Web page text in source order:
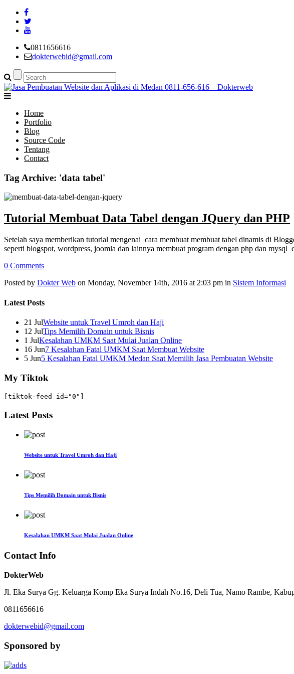
0811656616
dokterwebid@gmail.com
Home
Portfolio
Blog
Source Code
Tentang
Contact
Tag Archive: 'data tabel'
Tutorial Membuat Data Tabel dengan JQuery dan PHP
Setelah saya memberikan tutorial mengenai cara membuat membuat tabel dinamis di
seperti blogspot, wordpress, joomla dan lainnya membuat program dengan php dan
0 Comments
Posted by Dokter Web on Monday, November 14th, 2016 at 2:03 pm in Sistem Informasi
Latest Posts
21 JulWebsite untuk Travel Umroh dan Haji
12 JulTips Memilih Domain untuk Bisnis
1 JulKesalahan UMKM Saat Mulai Jualan Online
16 Jun7 Kesalahan Fatal UMKM Saat Membuat Website
5 Jun5 Kesalahan Fatal UMKM Medan Saat Memilih Jasa Pembuatan Website
My Tiktok
[tiktok-feed id="0"]
Latest Posts
Website untuk Travel Umroh dan Haji
Tips Memilih Domain untuk Bisnis
Kesalahan UMKM Saat Mulai Jualan Online
Contact Info
DokterWeb
Jl. Eka Surya Gg. Keluarga Komp Eka Surya Indah No.16, Deli Tua, Namo Rambe,
0811656616
dokterwebid@gmail.com
Sponsored by